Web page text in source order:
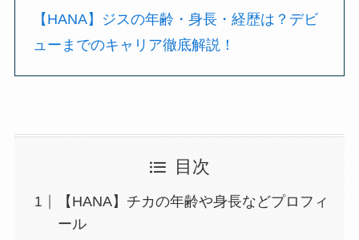
【HANA】ジスの年齢・身長・経歴は？デビ
ューまでのキャリア徹底解説！
目次
【HANA】チカの年齢や身長などプロフィ
ール